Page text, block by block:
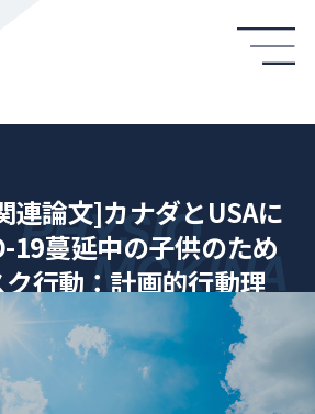
連論文]カナダとUSAに
19蔓延中の子供のため
行動：計画的行動理
度、規範、知覚され
査